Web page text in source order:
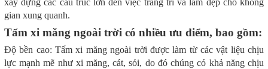
xây dựng các cấu trúc lớn đến việc trang trí và làm đẹp cho không
gian xung quanh.
Tấm xi măng ngoài trời có nhiều ưu điểm, bao gồm:
Độ bền cao: Tấm xi măng ngoài trời được làm từ các vật liệu chịu
lực mạnh mẽ như xi măng, cát, sỏi, do đó chúng có khả năng chịu